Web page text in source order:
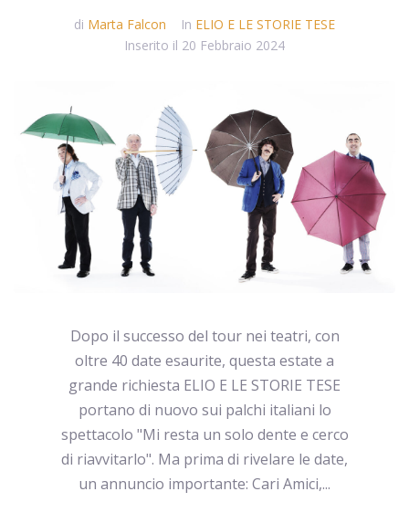
di Marta Falcon In ELIO E LE STORIE TESE
Inserito il 20 Febbraio 2024
Dopo il successo del tour nei teatri, con
oltre 40 date esaurite, questa estate a
grande richiesta ELIO E LE STORIE TESE
portano di nuovo sui palchi italiani lo
spettacolo "Mi resta un solo dente e cerco
di riavvitarlo". Ma prima di rivelare le date,
un annuncio importante: Cari Amici,...